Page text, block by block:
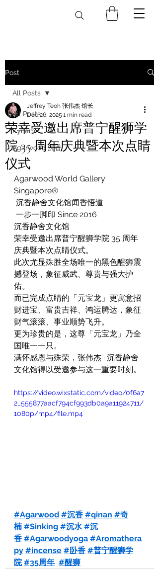
Post
All Posts
Kynam
Agarwood 沉香
All Posts
荣幸受邀出席普宁醒狮学
院 35 周年庆典暨本次点睛
仪式
Jeffrey Teoh 张伟杰 馆长
Dec 26, 2025 1 min read
Agarwood World Gallery
Singapore®
沉香静舍文化馆闻香悟道
一步一脚印 Since 2016
沉香静舍文化馆
荣幸受邀出席普宁醒狮学院 35 周年
庆典暨本次点睛仪式。
此次尤显殊胜全场唯一的黑色醒狮震
撼登场，象征威武、尊贵与强大护
佑。
而已完成点睛的「元宝龙」更寓意招
财进宝、富贵吉祥、鸿运腾达，象征
财气滚滚、事业顺势飞升。
更为珍贵的是，这尊「元宝龙」乃全
国唯一一只。
满怀感恩与殊荣，张伟杰 · 沉香静舍
文化馆得以受邀参与这一重要时刻。
https://video.wixstatic.com/video/0f6a7
2_555877aacf794cf993db0a9a11924711/
1080p/mp4/file.mp4
#Agarwood #沉香 #qinan #奇
楠 #Sinking #沉水 #沉
香 #Agarwoodyoga #Aromathera
py #incense #卧香 #普宁醒狮学
院 #35周年 #醒狮